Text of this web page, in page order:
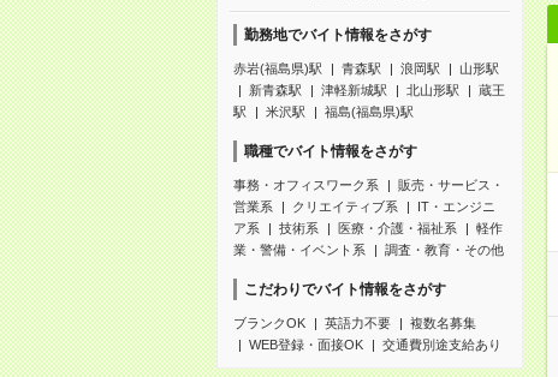
勤務地でバイト情報をさがす
赤岩(福島県)駅 青森駅 浪岡駅
山形駅
新青森駅
津軽新城駅 北山形駅
蔵王
駅
米沢駅 福島(福島県)駅
職種でバイト情報をさがす
事務・オフィスワーク系
販売・サービス・
営業系
クリエイティブ系
IT・エンジニ
ア系
技術系 医療・介護・福祉系
軽作
業・警備・イベント系
調査・教育・その他
こだわりでバイト情報をさがす
ブランクOK 英語力不要
複数名募集
WEB登録・面接OK
交通費別途支給あり